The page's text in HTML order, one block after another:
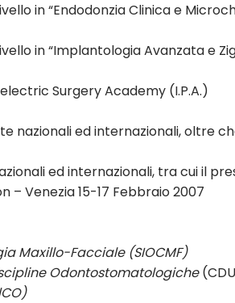
in “Endodonzia Clinica e
in “Implantologia Avanzata e
Surgery Academy (I.P.A.)
nazionali ed internazionali, oltre
ed internazionali, tra cui il
– Venezia 15-17 Febbraio 2007
Maxillo-Facciale (SIOCMF)
Odontostomatologiche